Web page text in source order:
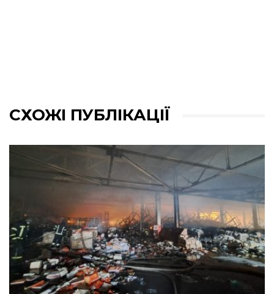
СХОЖІ ПУБЛІКАЦІЇ